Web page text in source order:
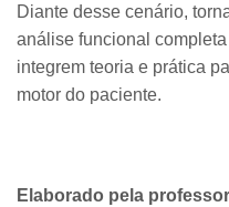
Diante desse cenário,
análise funcional
integrem teoria e prática
motor do paciente.
Elaborado pela